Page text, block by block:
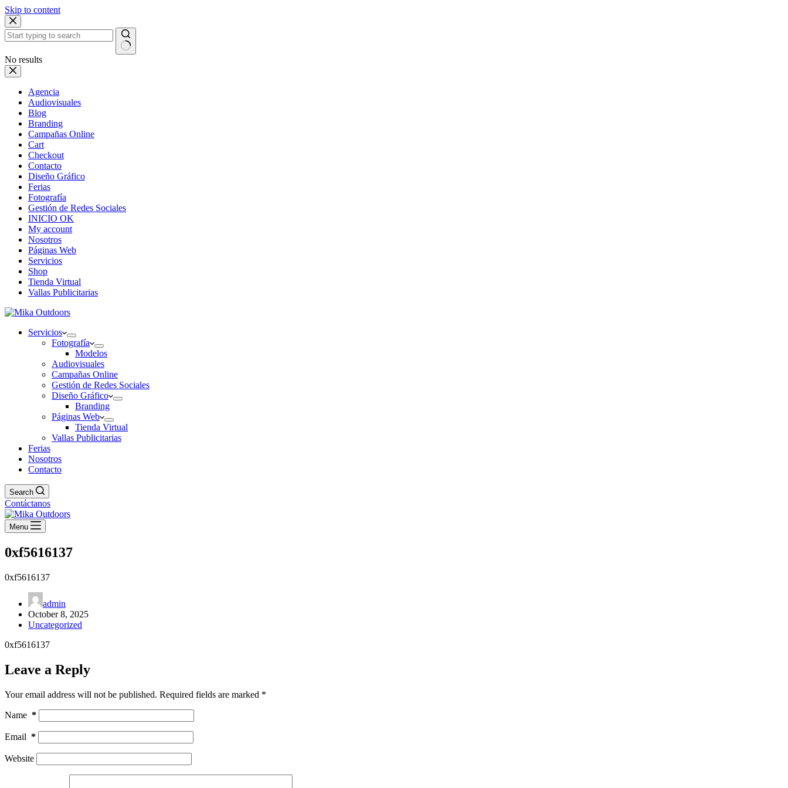
Skip to content
No results
Agencia
Audiovisuales
Blog
Branding
Campañas Online
Cart
Checkout
Contacto
Diseño Gráfico
Ferias
Fotografía
Gestión de Redes Sociales
INICIO OK
My account
Nosotros
Páginas Web
Servicios
Shop
Tienda Virtual
Vallas Publicitarias
Servicios
Fotografía
Modelos
Audiovisuales
Campañas Online
Gestión de Redes Sociales
Diseño Gráfico
Branding
Páginas Web
Tienda Virtual
Vallas Publicitarias
Ferias
Nosotros
Contacto
Search
Contáctanos
Menu
0xf5616137
0xf5616137
admin
October 8, 2025
Uncategorized
0xf5616137
Leave a Reply
Your email address will not be published. Required fields are marked *
Name *
Email *
Website